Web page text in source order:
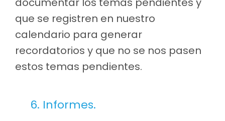
que se registren en nuestro
calendario para generar
recordatorios y que no se nos pasen
estos temas pendientes.
6. Informes.